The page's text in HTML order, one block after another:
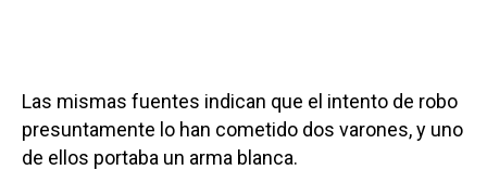
Las mismas fuentes indican que el intento de robo
presuntamente lo han cometido dos varones, y uno
de ellos portaba un arma blanca.